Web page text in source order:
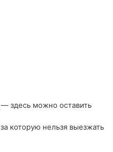
здесь можно оставить
которую нельзя выезжать